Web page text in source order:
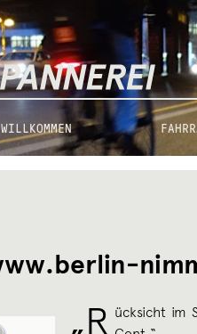
WILLKOMMEN
„R ücksicht im